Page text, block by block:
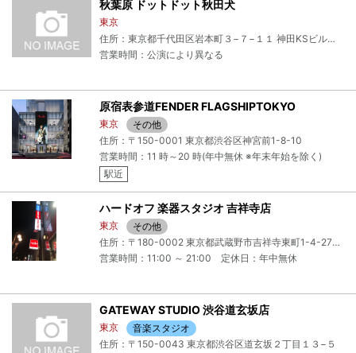
秋葉原 ドットドット秋田犬
東京
住所：東京都千代田区岩本町３−７−１１ 神田KSビル地下１階
営業時間：公演により異なる
原宿表参道FENDER FLAGSHIPTOKYO
東京
その他
住所：〒150-0001 東京都渋谷区神宮前1-8-10
営業時間：11 時～20 時(年中無休 ※年末年始を除く)
駅近
ハードオフ 楽器スタジオ 吉祥寺店
東京
その他
住所：〒180-0002 東京都武蔵野市吉祥寺東町1-4-27アソルティ吉祥寺エスト２Ｆ
営業時間：11:00 ～ 21:00 定休日：年中無休
GATEWAY STUDIO 渋谷道玄坂店
東京
音楽スタジオ
住所：〒150-0043 東京都渋谷区道玄坂２丁目１３−５